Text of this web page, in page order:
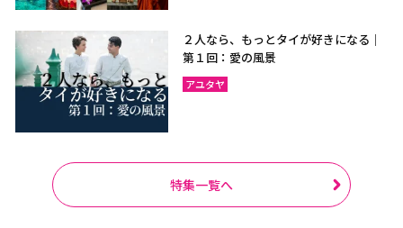
２人なら、もっとタイが好きになる｜
第１回：愛の風景
アユタヤ
特集一覧へ